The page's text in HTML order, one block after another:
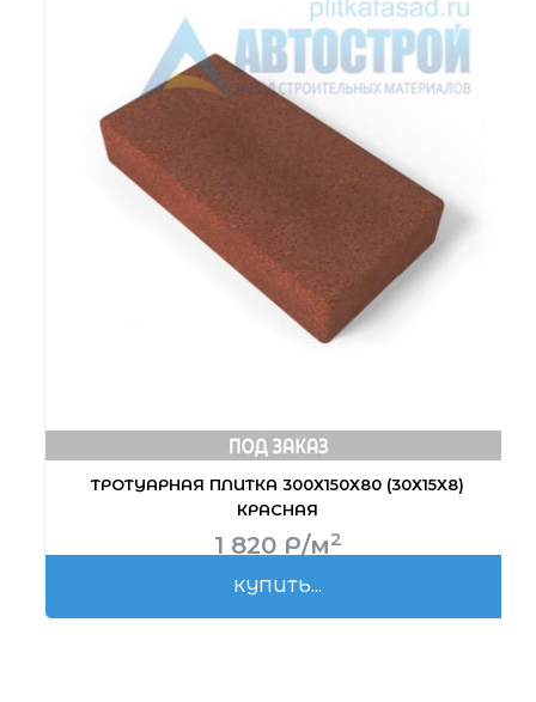
ТРОТУАРНАЯ ПЛИТКА 300Х150Х80 (30Х15Х8)
КРАСНАЯ
1 820 Р/м2
КУПИТЬ...